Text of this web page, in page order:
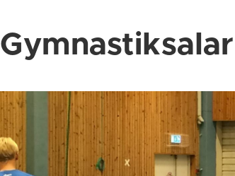
Gymnastiksalar